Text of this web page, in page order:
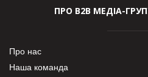
ПРО В2В МЕДІА-
Про нас
Наша команда